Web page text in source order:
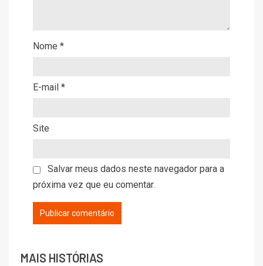
Nome *
E-mail *
Site
Salvar meus dados neste navegador para a
próxima vez que eu comentar.
MAIS HISTÓRIAS